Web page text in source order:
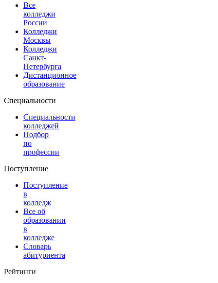
Все
колледжи
России
Колледжи
Москвы
Колледжи
Санкт-
Петербурга
Дистанционное
образование
Специальности
Специальности
колледжей
Подбор
по
профессии
Поступление
Поступление
в
колледж
Все об
образовании
в
колледже
Словарь
абитуриента
Рейтинги